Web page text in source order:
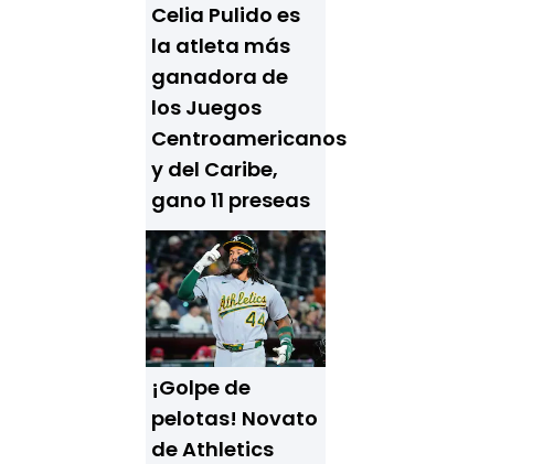
Celia Pulido es
la atleta más
ganadora de
los Juegos
Centroamericanos
y del Caribe,
gano 11 preseas
¡Golpe de
pelotas! Novato
de Athletics